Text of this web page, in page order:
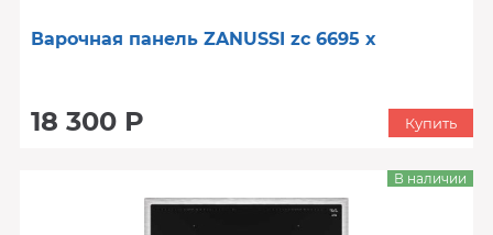
Варочная панель ZANUSSI zc 6695 x
18 300 Р Купить
В наличии